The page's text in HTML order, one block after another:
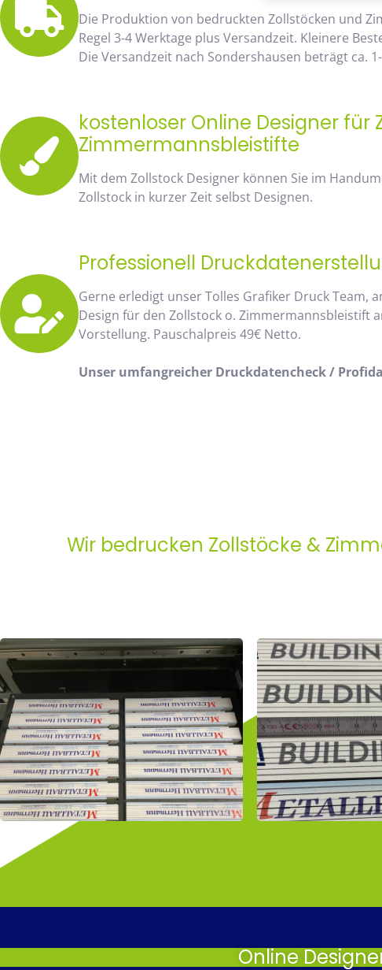
Die Produktion von bedruckten Zollstöcken und
Regel 3-4 Werktage plus Versandzeit. Kleinere
Die Versandzeit nach Sondershausen beträgt ca.
kostenloser Online Designer für
Zimmermannsbleistifte
Mit dem Zollstock Designer können Sie im
Zollstock in kurzer Zeit selbst Designen.
Professionell
Gerne erledigt unser Tolles Grafiker Druck
Design für den Zollstock o. Zimmermannsbleistift
Vorstellung. Pauschalpreis 49€ Netto.
Unser umfangreicher Druckdatencheck /
Wir bedrucken Zollstöcke &
Online